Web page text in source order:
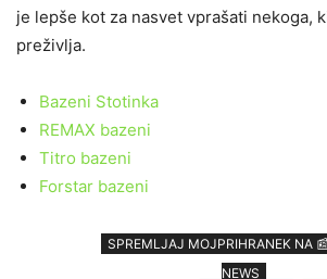
je lepše kot za nasvet vprašati nekoga,
preživlja.
Bazeni Stotinka
REMAX bazeni
Titro bazeni
Forstar bazeni
SPREMLJAJ MOJPRIHRANEK NA 📰
NEWS